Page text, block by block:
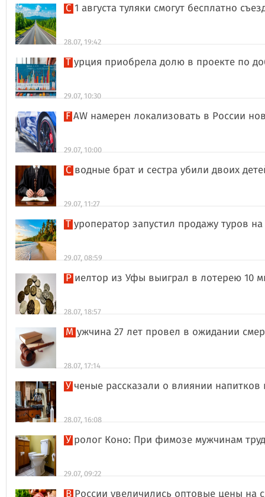
С 1 августа туляки смогут бесплатно
28.07, 19:42
Турция приобрела долю в проекте по
29.07, 10:30
FAW намерен локализовать в России
29.07, 10:00
Сводные брат и сестра убили двоих
29.07, 11:27
Туроператор запустил продажу туров
29.07, 08:59
Риелтор из Уфы выиграл в лотерею 10
28.07, 18:57
Мужчина 27 лет провел в ожидании
28.07, 17:14
Ученые рассказали о влиянии
28.07, 16:08
Уролог Коно: При фимозе мужчинам
29.07, 09:22